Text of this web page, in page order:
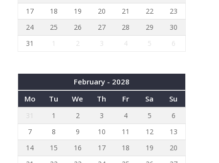
17
18 19 20 21 22
23
24
25 26 27 28 29
30
31
1 2 3 4 5 6
February - 2028
Mo
Tu We Th Fr Sa Su
31 1 2 3 4 5
6
7
8 9 10 11 12
13
14
15 16 17 18 19
20